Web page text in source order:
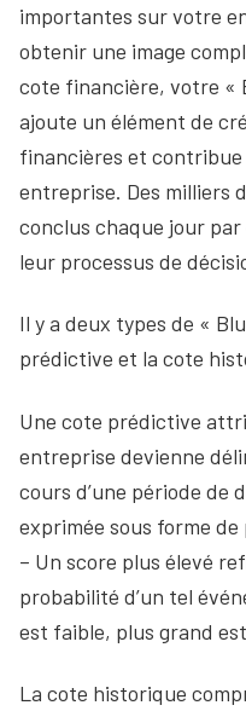
importantes sur votre
obtenir une image
cote financière, votre «
ajoute un élément de
financières et
entreprise. Des milliers
conclus chaque jour
leur processus de
Il y a deux types de «
prédictive et la cote
Une cote prédictive
entreprise devienne
cours d’une période de
exprimée sous forme
– Un score plus élevé
probabilité d’un tel
est faible, plus grand
La cote historique